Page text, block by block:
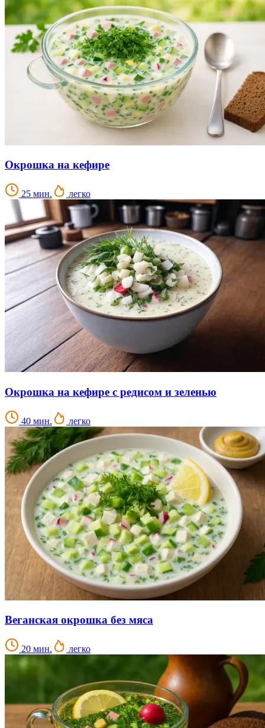
Окрошка на кефире
25 мин. легко
Окрошка на кефире с редисом и зеленью
40 мин. легко
Веганская окрошка без мяса
20 мин. легко